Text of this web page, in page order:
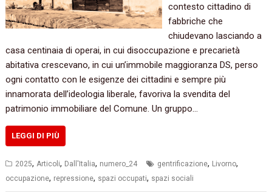
contesto cittadino di
fabbriche che
chiudevano lasciando a
casa centinaia di operai, in cui disoccupazione e precarietà
abitativa crescevano, in cui un’immobile maggioranza DS, perso
ogni contatto con le esigenze dei cittadini e sempre più
innamorata dell’ideologia liberale, favoriva la svendita del
patrimonio immobiliare del Comune. Un gruppo…
LEGGI DI PIÙ
2025, Articoli, Dall'Italia, numero_24 gentrificazione, Livorno,
occupazione, repressione, spazi occupati, spazi sociali